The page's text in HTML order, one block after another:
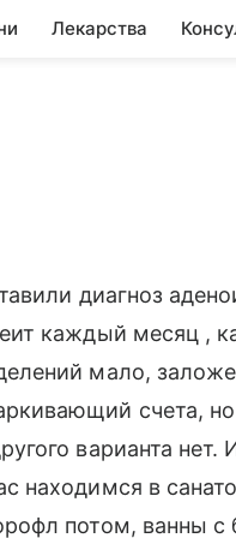
Лекарства
диагноз
каждый месяц ,
мало,
счета, но
варианта
находимся в
потом, ванны